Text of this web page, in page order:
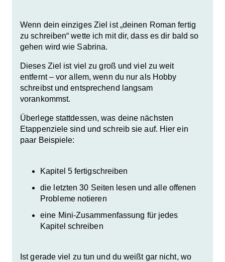
Wenn dein einziges Ziel ist „deinen Roman fertig
zu schreiben“ wette ich mit dir, dass es dir bald so
gehen wird wie Sabrina.
Dieses Ziel ist viel zu groß und viel zu weit
entfernt – vor allem, wenn du nur als Hobby
schreibst und entsprechend langsam
vorankommst.
Überlege stattdessen, was deine nächsten
Etappenziele sind und schreib sie auf. Hier ein
paar Beispiele:
Kapitel 5 fertigschreiben
die letzten 30 Seiten lesen und alle offenen
Probleme notieren
eine Mini-Zusammenfassung für jedes
Kapitel schreiben
Ist gerade viel zu tun und du weißt gar nicht, wo